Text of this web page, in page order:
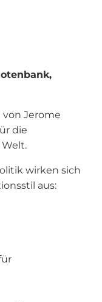
Jerome
die
wirken sich
aus: